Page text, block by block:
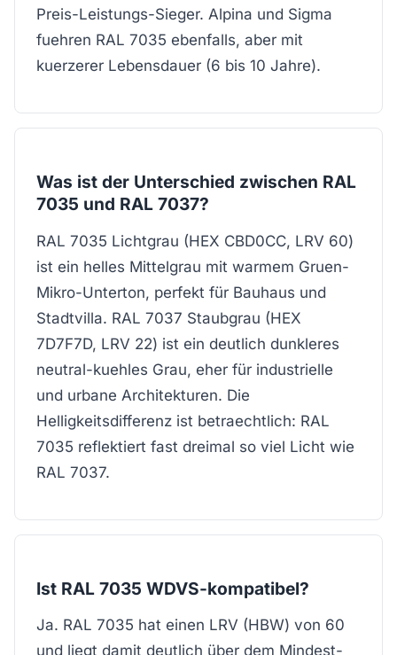
Preis-Leistungs-Sieger. Alpina und Sigma
fuehren RAL 7035 ebenfalls, aber mit
kuerzerer Lebensdauer (6 bis 10 Jahre).
Was ist der Unterschied zwischen RAL
7035 und RAL 7037?
RAL 7035 Lichtgrau (HEX CBD0CC, LRV 60)
ist ein helles Mittelgrau mit warmem Gruen-
Mikro-Unterton, perfekt für Bauhaus und
Stadtvilla. RAL 7037 Staubgrau (HEX
7D7F7D, LRV 22) ist ein deutlich dunkleres
neutral-kuehles Grau, eher für industrielle
und urbane Architekturen. Die
Helligkeitsdifferenz ist betraechtlich: RAL
7035 reflektiert fast dreimal so viel Licht wie
RAL 7037.
Ist RAL 7035 WDVS-kompatibel?
Ja. RAL 7035 hat einen LRV (HBW) von 60
und liegt damit deutlich über dem Mindest-